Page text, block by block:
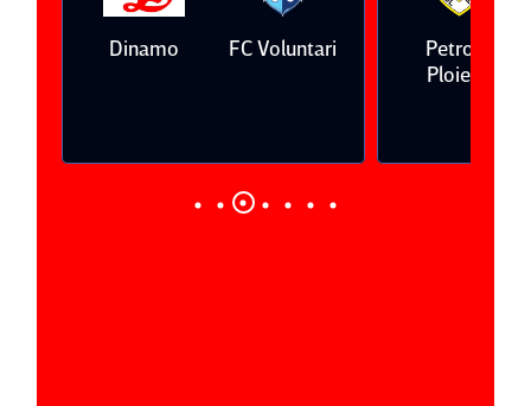
Dinamo FC Voluntari
Petrolul
Ploieşti